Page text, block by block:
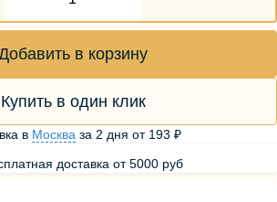
в корзину
Купить в один клик
в Москва за 2 дня от 193 ₽
доставка от 5000 руб